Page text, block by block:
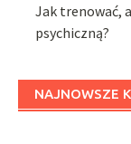
Jak trenować,
psychiczną?
NAJNOWSZE